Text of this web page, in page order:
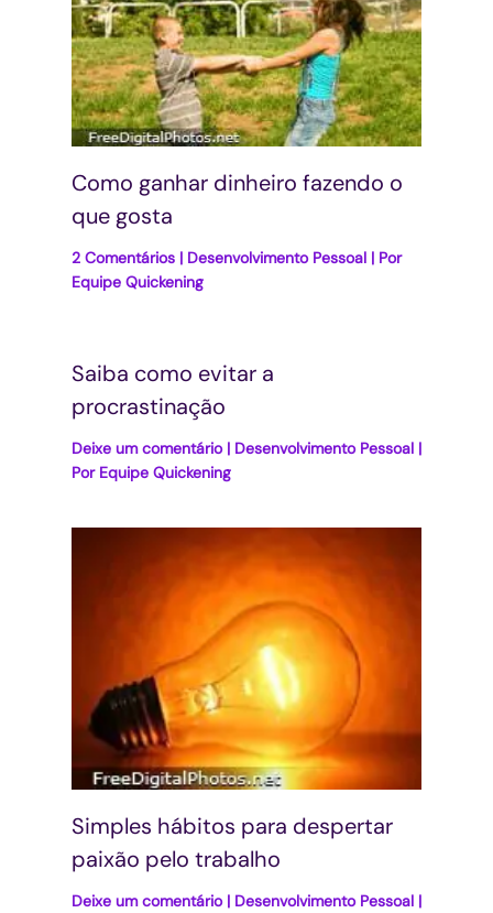
Como ganhar dinheiro fazendo o
que gosta
2 Comentários | Desenvolvimento Pessoal | Por
Equipe Quickening
Saiba como evitar a
procrastinação
Deixe um comentário | Desenvolvimento Pessoal |
Por Equipe Quickening
Simples hábitos para despertar
paixão pelo trabalho
Deixe um comentário | Desenvolvimento Pessoal |